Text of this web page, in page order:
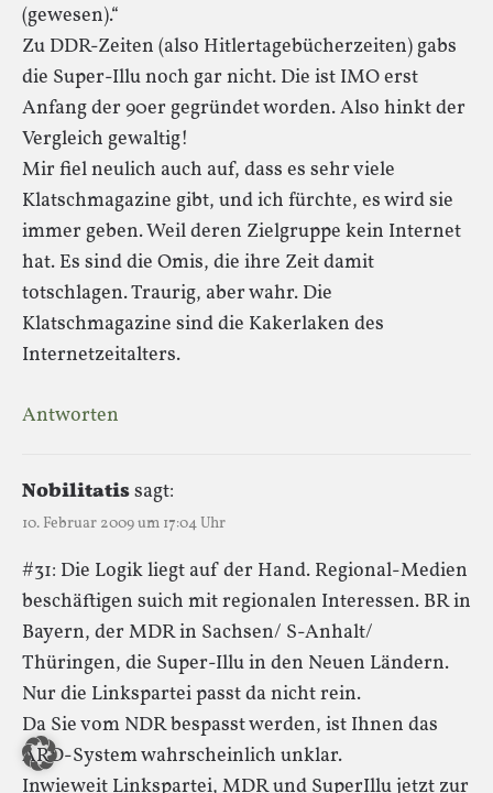
(gewesen).“
Zu DDR-Zeiten (also Hitlertagebücherzeiten) gabs
die Super-Illu noch gar nicht. Die ist IMO erst
Anfang der 90er gegründet worden. Also hinkt der
Vergleich gewaltig!
Mir fiel neulich auch auf, dass es sehr viele
Klatschmagazine gibt, und ich fürchte, es wird sie
immer geben. Weil deren Zielgruppe kein Internet
hat. Es sind die Omis, die ihre Zeit damit
totschlagen. Traurig, aber wahr. Die
Klatschmagazine sind die Kakerlaken des
Internetzeitalters.
Antworten
Nobilitatissagt:
10. Februar 2009 um 17:04 Uhr
#31: Die Logik liegt auf der Hand. Regional-Medien
beschäftigen suich mit regionalen Interessen. BR in
Bayern, der MDR in Sachsen/ S-Anhalt/
Thüringen, die Super-Illu in den Neuen Ländern.
Nur die Linkspartei passt da nicht rein.
Da Sie vom NDR bespasst werden, ist Ihnen das
ARD-System wahrscheinlich unklar.
Inwieweit Linkspartei, MDR und SuperIllu jetzt zur